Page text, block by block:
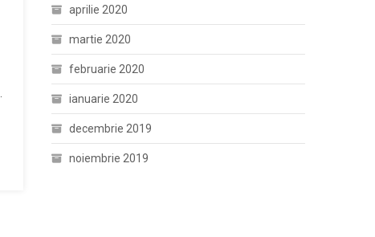
aprilie 2020
martie 2020
februarie 2020
ianuarie 2020
decembrie 2019
noiembrie 2019